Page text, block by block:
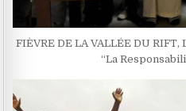
FIÈVRE DE LA VALLÉE DU
“La